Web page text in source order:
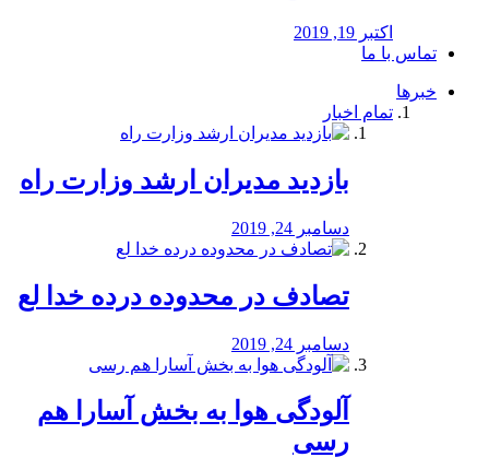
اکتبر 19, 2019
تماس با ما
خبرها
تمام اخبار
بازدید مدیران ارشد وزارت راه
دسامبر 24, 2019
تصادف در محدوده درده خدا لع
دسامبر 24, 2019
آلودگی هوا به بخش آسارا هم
رسی